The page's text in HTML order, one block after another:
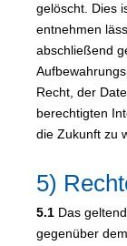
gelöscht. Dies
entnehmen
abschließend
Recht, der
berechtigten
die Zukunft zu
5)
5.1 Das
gegenüber